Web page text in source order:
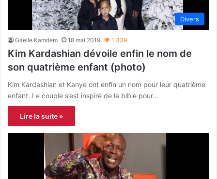
Divers
Gaelle Kamdem 18 mai 2019 1 339
Kim Kardashian dévoile enfin le nom de
son quatrième enfant (photo)
Kim Kardashian et Kanye ont enfin un nom pour leur quatrième
enfant. Le couple s’est inspiré de la bible pour…
Lire la suite »